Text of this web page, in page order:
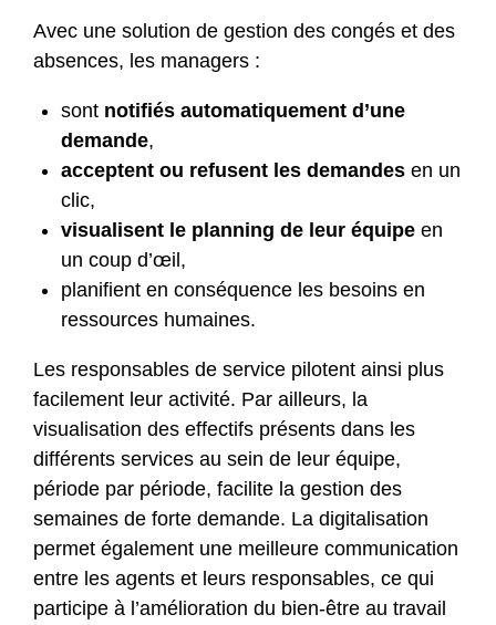
Avec une solution de gestion des congés et des
absences, les managers :
sont notifiés automatiquement d’une
demande,
acceptent ou refusent les demandes en un
clic,
visualisent le planning de leur équipe en
un coup d’œil,
planifient en conséquence les besoins en
ressources humaines.
Les responsables de service pilotent ainsi plus
facilement leur activité. Par ailleurs, la
visualisation des effectifs présents dans les
différents services au sein de leur équipe,
période par période, facilite la gestion des
semaines de forte demande. La digitalisation
permet également une meilleure communication
entre les agents et leurs responsables, ce qui
participe à l’amélioration du bien-être au travail